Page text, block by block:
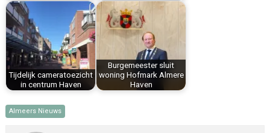
Tijdelijk cameratoezicht
in centrum Haven
Burgemeester sluit
woning Hofmark Almere
Haven
Almeers Nieuws